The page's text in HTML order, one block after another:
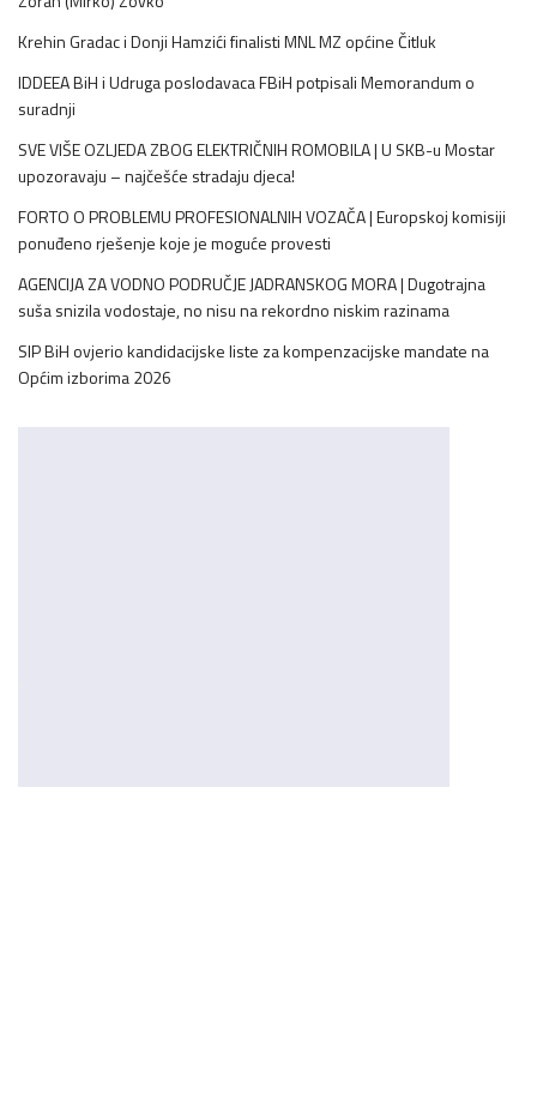
Krehin Gradac i Donji Hamzići finalisti MNL MZ općine Čitluk
IDDEEA BiH i Udruga poslodavaca FBiH potpisali Memorandum o
suradnji
SVE VIŠE OZLJEDA ZBOG ELEKTRIČNIH ROMOBILA | U SKB-u Mostar
upozoravaju – najčešće stradaju djeca!
FORTO O PROBLEMU PROFESIONALNIH VOZAČA | Europskoj komisiji
ponuđeno rješenje koje je moguće provesti
AGENCIJA ZA VODNO PODRUČJE JADRANSKOG MORA | Dugotrajna
suša snizila vodostaje, no nisu na rekordno niskim razinama
SIP BiH ovjerio kandidacijske liste za kompenzacijske mandate na
Općim izborima 2026